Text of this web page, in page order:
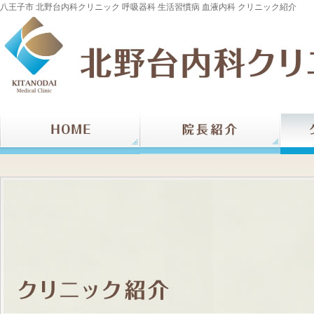
八王子市 北野台内科クリニック 呼吸器科 生活習慣病 血液内科 クリニック紹介